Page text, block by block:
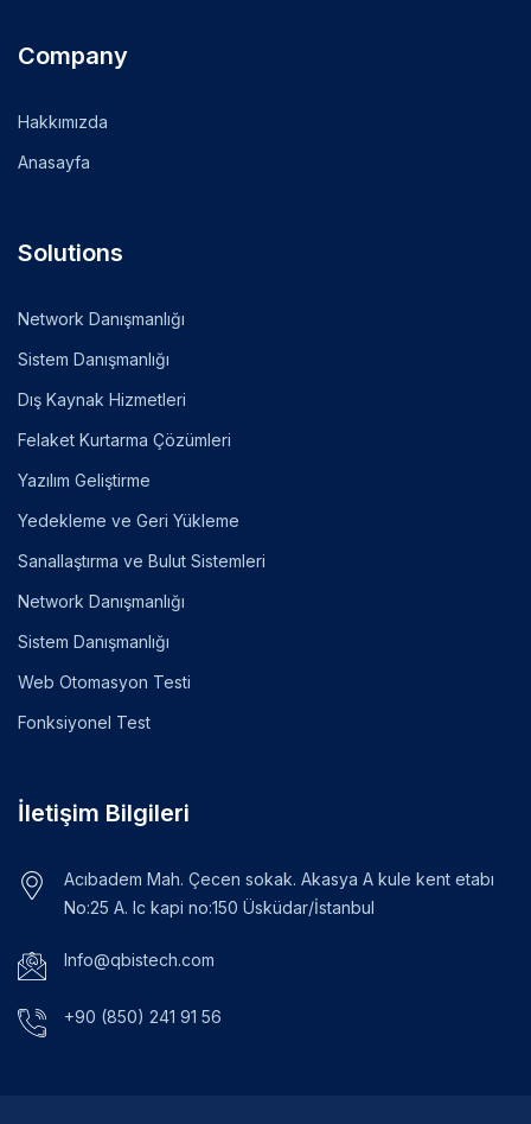
Company
Hakkımızda
Anasayfa
Solutions
Network Danışmanlığı
Sistem Danışmanlığı
Dış Kaynak Hizmetleri
Felaket Kurtarma Çözümleri
Yazılım Geliştirme
Yedekleme ve Geri Yükleme
Sanallaştırma ve Bulut Sistemleri
Network Danışmanlığı
Sistem Danışmanlığı
Web Otomasyon Testi
Fonksiyonel Test
İletişim Bilgileri
Acıbadem Mah. Çecen sokak. Akasya A kule kent etabı
No:25 A. Ic kapi no:150 Üsküdar/İstanbul
Info@qbistech.com
+90 (850) 241 91 56